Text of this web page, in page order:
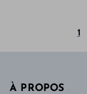
1
À PROPOS